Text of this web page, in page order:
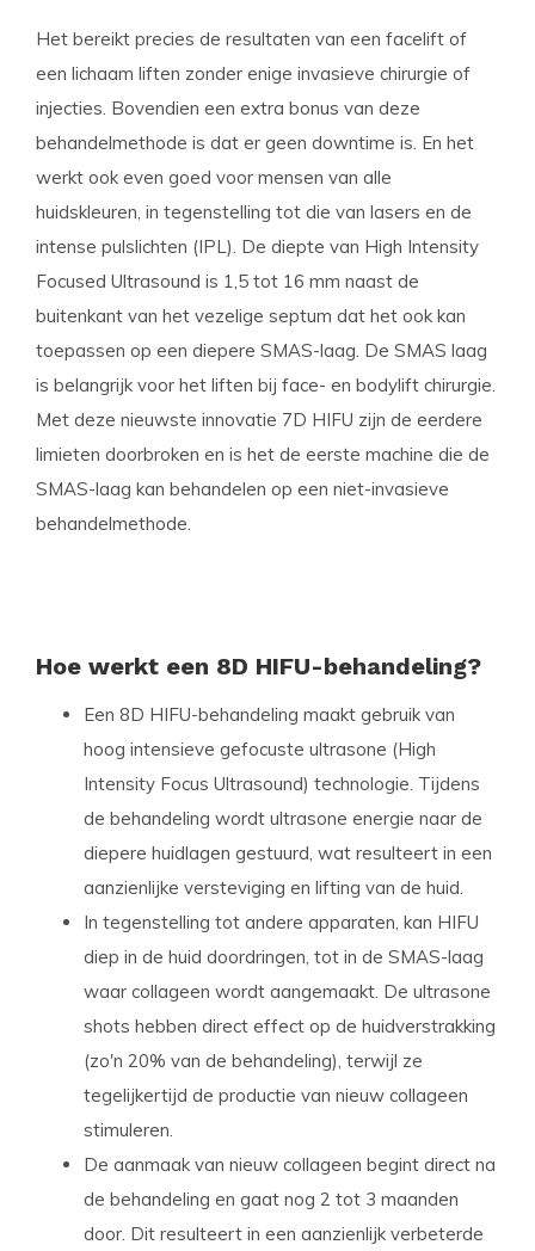
Het bereikt precies de resultaten van een facelift of
een lichaam liften zonder enige invasieve chirurgie of
injecties. Bovendien een extra bonus van deze
behandelmethode is dat er geen downtime is. En het
werkt ook even goed voor mensen van alle
huidskleuren, in tegenstelling tot die van lasers en de
intense pulslichten (IPL). De diepte van High Intensity
Focused Ultrasound is 1,5 tot 16 mm naast de
buitenkant van het vezelige septum dat het ook kan
toepassen op een diepere SMAS-laag. De SMAS laag
is belangrijk voor het liften bij face- en bodylift chirurgie.
Met deze nieuwste innovatie 7D HIFU zijn de eerdere
limieten doorbroken en is het de eerste machine die de
SMAS-laag kan behandelen op een niet-invasieve
behandelmethode.
Hoe werkt een 8D HIFU-behandeling?
Een 8D HIFU-behandeling maakt gebruik van
hoog intensieve gefocuste ultrasone (High
Intensity Focus Ultrasound) technologie. Tijdens
de behandeling wordt ultrasone energie naar de
diepere huidlagen gestuurd, wat resulteert in een
aanzienlijke versteviging en lifting van de huid.
In tegenstelling tot andere apparaten, kan HIFU
diep in de huid doordringen, tot in de SMAS-laag
waar collageen wordt aangemaakt. De ultrasone
shots hebben direct effect op de huidverstrakking
(zo'n 20% van de behandeling), terwijl ze
tegelijkertijd de productie van nieuw collageen
stimuleren.
De aanmaak van nieuw collageen begint direct na
de behandeling en gaat nog 2 tot 3 maanden
door. Dit resulteert in een aanzienlijk verbeterde